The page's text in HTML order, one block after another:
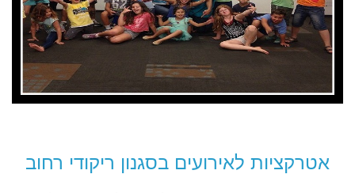
אטרקציות לאירועים בסגנון ריקודי רחוב